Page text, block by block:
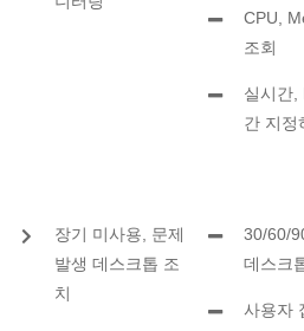
CPU,
조회
실시간,
간 지정
장기 미사용, 문제
발생 데스크톱 조
치
30/60/
데스크
사용자